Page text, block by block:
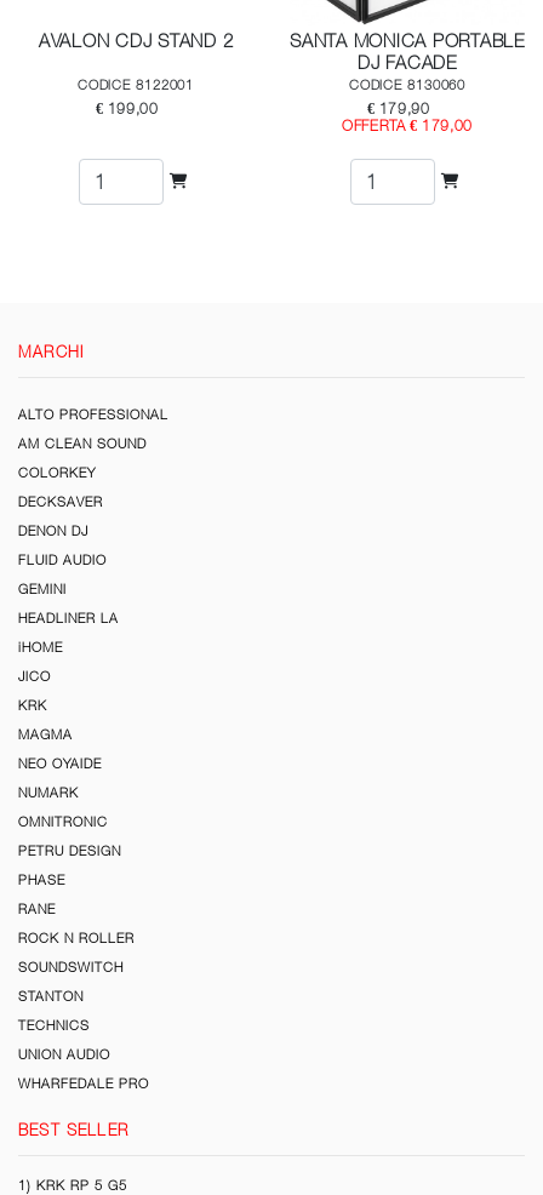
AVALON CDJ STAND 2
CODICE 8122001
€ 199,00
SANTA MONICA PORTABLE
DJ FACADE
CODICE 8130060
€ 179,90
OFFERTA € 179,00
MARCHI
ALTO PROFESSIONAL
AM CLEAN SOUND
COLORKEY
DECKSAVER
DENON DJ
FLUID AUDIO
GEMINI
HEADLINER LA
iHOME
JICO
KRK
MAGMA
NEO OYAIDE
NUMARK
OMNITRONIC
PETRU DESIGN
PHASE
RANE
ROCK N ROLLER
SOUNDSWITCH
STANTON
TECHNICS
UNION AUDIO
WHARFEDALE PRO
BEST SELLER
1) KRK RP 5 G5